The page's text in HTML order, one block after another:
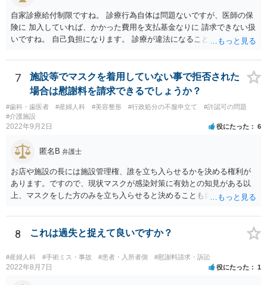
ないかと思います。 相手方が揺さぶりをかけてくるようでしたら、代
理人を立てて、事実確認のほか対応の全てを任せてしまうというやり
方もあります。 妊娠をしたという話をベースにしたトラブルも多くあ
るところなので、もし相手方が脅し含みで請求をしてくるようであれ
自家診療給付制限ですね。 診療行為自体は問題ないですが、医師の保
険に 加入していれば、かかった費用を支払基金なりに 請求できない扱
いですね。 自己負担になります。 診療が違法になることはないです
7
施設等でマスクを着用していない事で拒否された
場合は慰謝料を請求できるでしょうか？
#歯科・歯医者 #産婦人科 #美容整形 #行政処分の不服申立て
#許認可の問題
#介護施設
2022年9月2日 役にたった 6
匿名B 弁護士
お店や施設の長には施設管理権、誰を立ち入らせるかを決める権利が
あります。ですので、現状マスクが感染対策に有効との知見がある以
上、マスクをした方のみを立ち入らせると決めることも自由であり、
など公益的な側面のある業種ですと、公衆浴場法など各種業法で定め
られた理由以外での利用拒否は禁止されていますし、公の施設でもマ
スクなしだけでの利用拒否は問題となりえますが、民間のお店に対し
ては慰謝料の請求は認められないと考えられます。
8 これは過失と捉えて良いですか？
#産婦人科 #手術ミス・事故 #患者・入所者側 #慰謝料請求・訴訟
2022年8月7日 役にたった 1